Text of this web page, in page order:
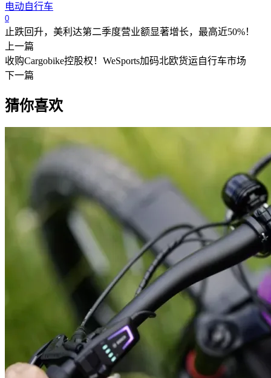
电动自行车
0
止跌回升，美利达第二季度营业额显著增长，最高近50%！
上一篇
收购Cargobike控股权！WeSports加码北欧货运自行车市场
下一篇
猜你喜欢